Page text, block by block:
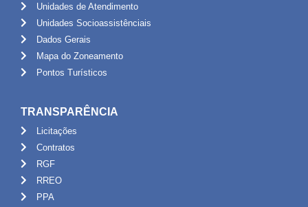
Unidades de Atendimento
Unidades Socioassistênciais
Dados Gerais
Mapa do Zoneamento
Pontos Turísticos
TRANSPARÊNCIA
Licitações
Contratos
RGF
RREO
PPA